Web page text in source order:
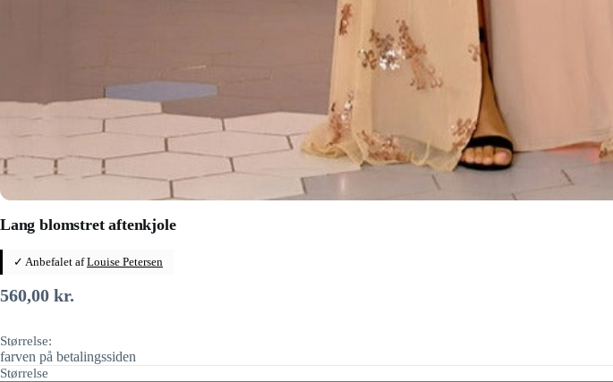
Lang blomstret aftenkjole
✓ Anbefalet afLouise Petersen
560,00 kr.
Størrelse:
farven på betalingssiden
Størrelse